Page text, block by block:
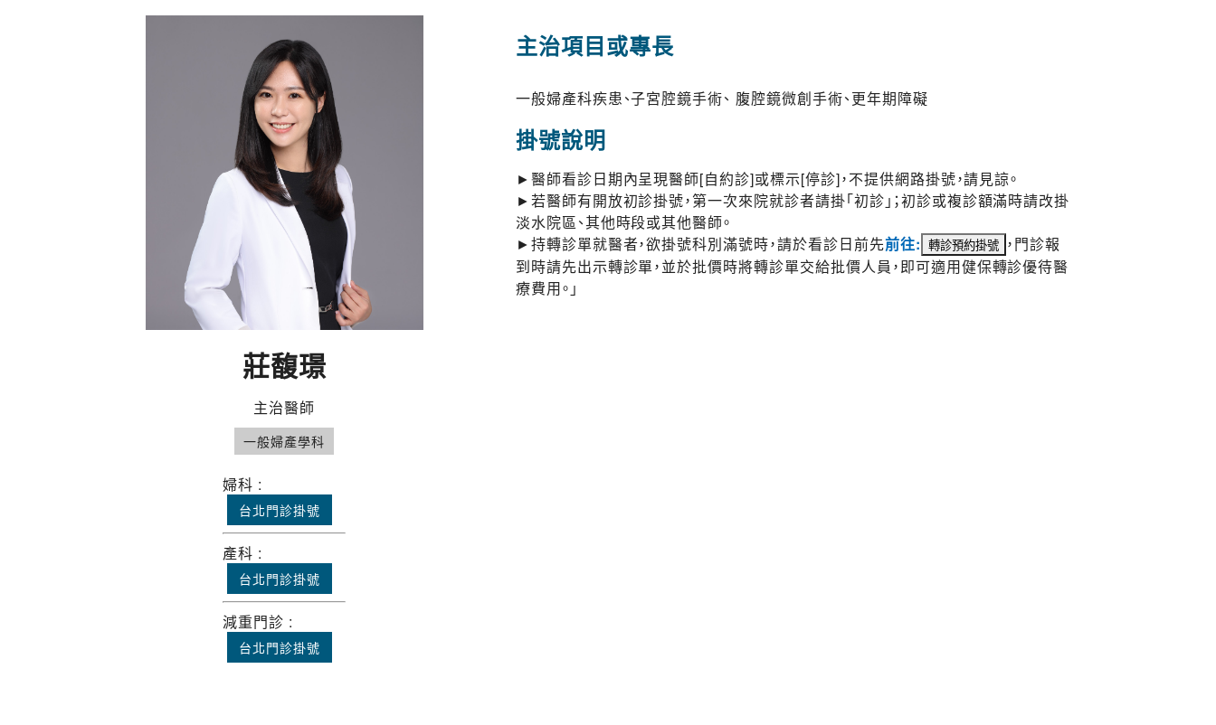
莊馥璟
主治醫師
一般婦產學科
婦科 :
台北門診掛號
產科 :
台北門診掛號
減重門診 :
台北門診掛號
主治項目或專長
一般婦產科疾患、子宮腔鏡手術、 腹腔鏡微創手術、更年期障礙
掛號說明
►醫師看診日期內呈現醫師[自約診]或標示[停診]，不提供網路掛號，請見諒。
►若醫師有開放初診掛號，第一次來院就診者請掛「初診」；初診或複診額滿時請改掛
淡水院區、其他時段或其他醫師。
►持轉診單就醫者，欲掛號科別滿號時，請於看診日前先前往:
，門診報
到時請先出示轉診單，並於批價時將轉診單交給批價人員，即可適用健保轉診優待醫
療費用。」